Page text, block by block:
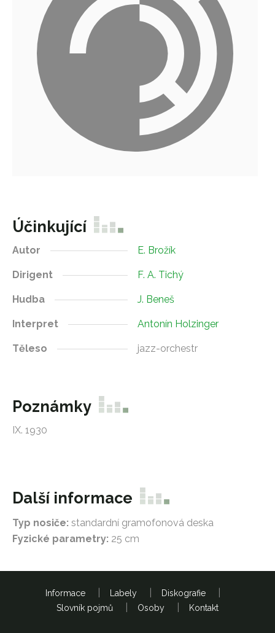
Účinkující
Autor E. Brožík
Dirigent F. A. Tichý
Hudba J. Beneš
Interpret Antonín Holzinger
Těleso jazz-orchestr
Poznámky
IX. 1930
Další informace
Typ nosiče: standardní gramofonová deska
Fyzické parametry: 25 cm
Informace Labely
Diskografie
Slovník pojmů
Osoby Kontakt